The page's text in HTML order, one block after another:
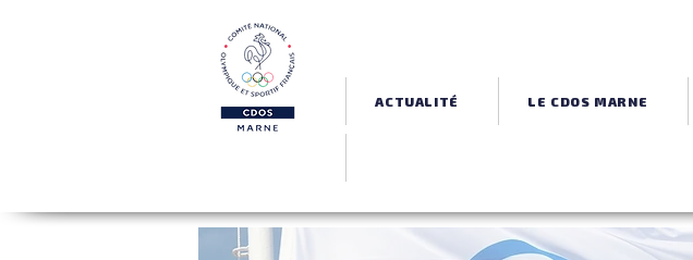
ACTUALITÉ LE CDOS MARNE